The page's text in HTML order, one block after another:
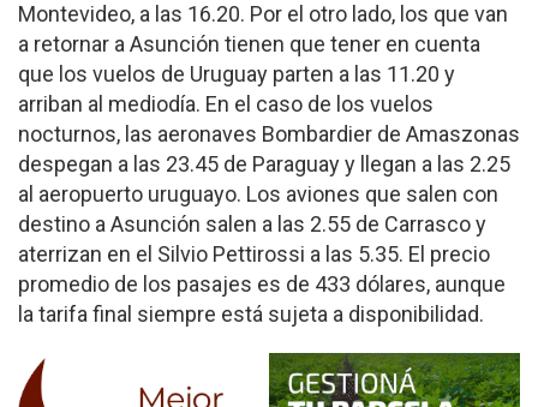
Montevideo, a las 16.20. Por el otro lado, los que van
a retornar a Asunción tienen que tener en cuenta
que los vuelos de Uruguay parten a las 11.20 y
arriban al mediodía. En el caso de los vuelos
nocturnos, las aeronaves Bombardier de Amaszonas
despegan a las 23.45 de Paraguay y llegan a las 2.25
al aeropuerto uruguayo. Los aviones que salen con
destino a Asunción salen a las 2.55 de Carrasco y
aterrizan en el Silvio Pettirossi a las 5.35. El precio
promedio de los pasajes es de 433 dólares, aunque
la tarifa final siempre está sujeta a disponibilidad.